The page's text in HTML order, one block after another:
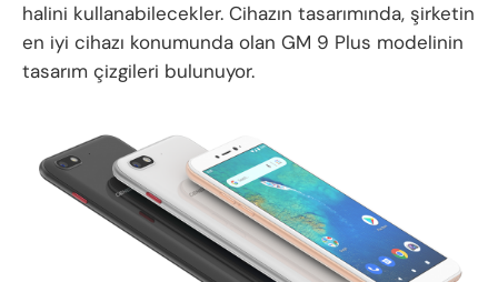
halini kullanabilecekler. Cihazın tasarımında, şirketin
en iyi cihazı konumunda olan GM 9 Plus modelinin
tasarım çizgileri bulunuyor.